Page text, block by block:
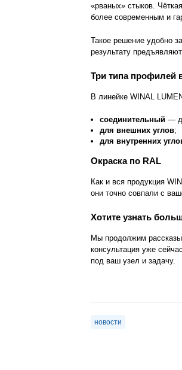
«рваных» стыков.
более современным и
Такое решение удобно
результату
Три типа профилей
В линейке WINAL
соединительный —
для внешних углов;
для внутренних
Окраска по RAL
Как и вся продукция
они точно совпали с
Хотите узнать
Мы продолжим
консультация уже
под ваш узел и задачу.
новости